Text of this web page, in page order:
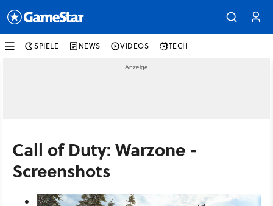
SPIELE NEWS VIDEOS TECH
Call of Duty: Warzone -
Screenshots